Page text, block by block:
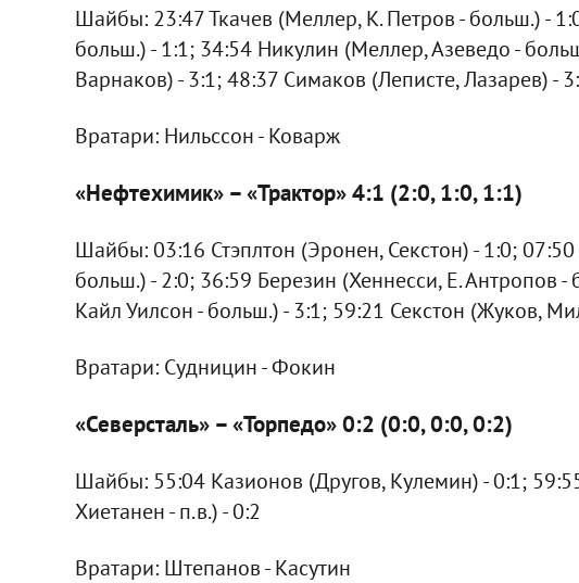
Шайбы: 23:47 Ткачев (Меллер, К. Петров - больш.) -
больш.) - 1:1; 34:54 Никулин (Меллер, Азеведо -
Варнаков) - 3:1; 48:37 Симаков (Леписте, Лазарев) -
Вратари: Нильссон - Коварж
«Нефтехимик» – «Трактор» 4:1 (2:0, 1:0, 1:1)
Шайбы: 03:16 Стэплтон (Эронен, Секстон) - 1:0;
больш.) - 2:0; 36:59 Березин (Хеннесси, Е. Антропов -
Кайл Уилсон - больш.) - 3:1; 59:21 Секстон (Жуков,
Вратари: Судницин - Фокин
«Северсталь» – «Торпедо» 0:2 (0:0, 0:0, 0:2)
Шайбы: 55:04 Казионов (Другов, Кулемин) - 0:1;
Хиетанен - п.в.) - 0:2
Вратари: Штепанов - Касутин